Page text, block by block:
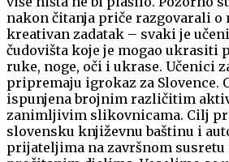
nakon čitanja priče razgovarali o
kreativan zadatak – svaki je
čudovišta koje je mogao ukrasiti
ruke, noge, oči i ukrase. Učenici
pripremaju igrokaz za Slovence.
ispunjena brojnim različitim
zanimljivim slikovnicama. Cilj
slovensku književnu baštinu i
prijateljima na završnom